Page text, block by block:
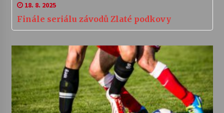
18. 8. 2025
Finále seriálu závodů Zlaté podkovy